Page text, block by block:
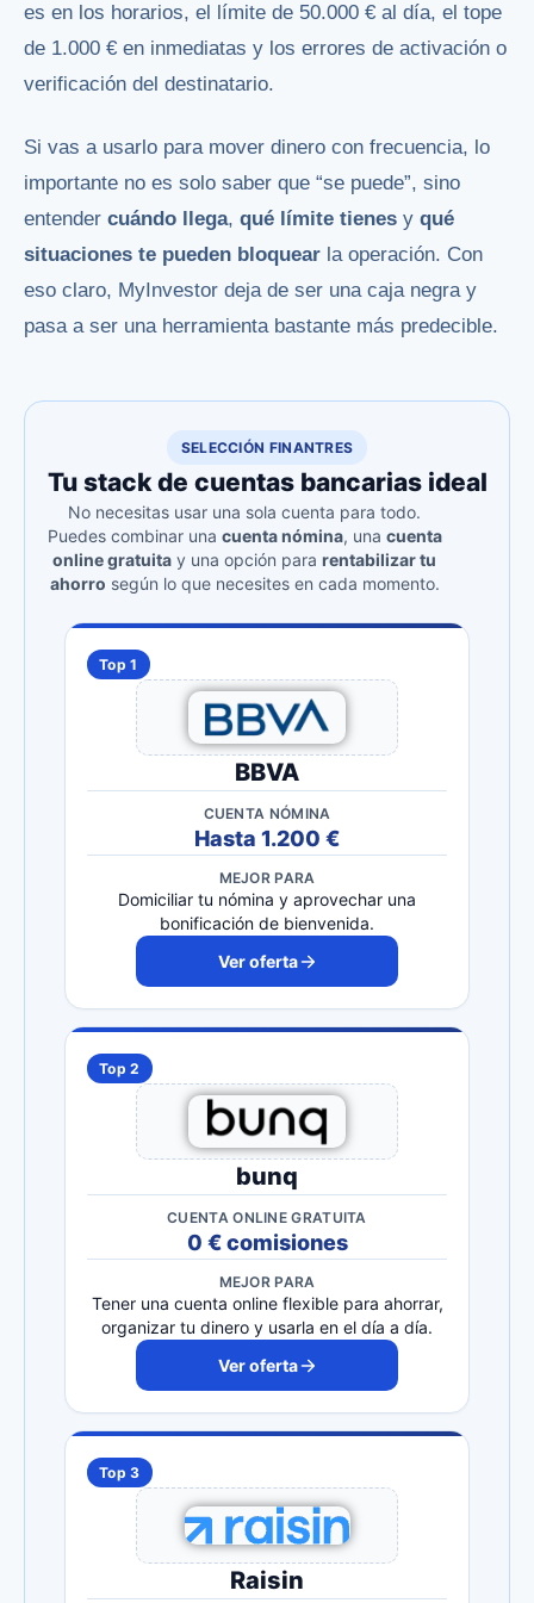
es en los horarios, el límite de 50.000 € al día, el tope
de 1.000 € en inmediatas y los errores de activación o
verificación del destinatario.
Si vas a usarlo para mover dinero con frecuencia, lo
importante no es solo saber que “se puede”, sino
entender cuándo llega, qué límite tienes y qué
situaciones te pueden bloquear la operación. Con
eso claro, MyInvestor deja de ser una caja negra y
pasa a ser una herramienta bastante más predecible.
SELECCIÓN FINANTRES
Tu stack de cuentas bancarias ideal
No necesitas usar una sola cuenta para todo.
Puedes combinar una cuenta nómina, una cuenta
online gratuita y una opción para rentabilizar tu
ahorro según lo que necesites en cada momento.
Top 1
BBVA
CUENTA NÓMINA
Hasta 1.200 €
MEJOR PARA
Domiciliar tu nómina y aprovechar una
bonificación de bienvenida.
Ver oferta
Top 2
bunq
CUENTA ONLINE GRATUITA
0 € comisiones
MEJOR PARA
Tener una cuenta online flexible para ahorrar,
organizar tu dinero y usarla en el día a día.
Ver oferta
Top 3
Raisin